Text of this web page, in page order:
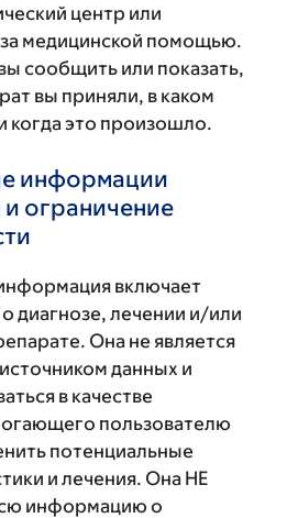
центр или
медицинской помощью.
сообщить или показать,
вы приняли, в каком
когда это произошло.
информации
ограничение
включает
диагнозе, лечении и/или
Она не является
данных и
в качестве
пользователю
потенциальные
и лечения. Она НЕ
информацию о